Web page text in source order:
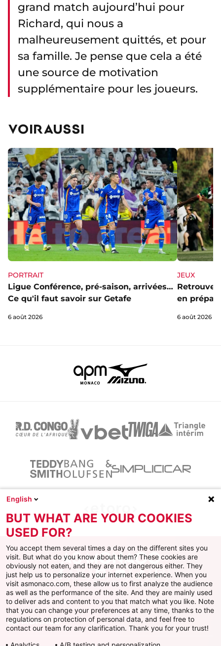
grand match aujourd’hui pour
Richard, qui nous a
malheureusement quittés, et pour
sa famille. Je pense que cela a été
une source de motivation
supplémentaire pour les joueurs.
VOIR AUSSI
PORTRAIT
Ligue Conférence, pré-saison, arrivées…
Ce qu'il faut savoir sur Getafe
6 août 2026
JEUX
Retrouve
en prépa'
6 août 2026
Facebook
X Instagram
YoutubeTikTokTwitch
AS MONACO
English
BUT WHAT ARE YOUR COOKIES
USED FOR?
You accept them several times a day on the different sites you
visit. But what do you know about them? These cookies are
obviously not eaten, and they are not dangerous either. They
just help us to personalize your internet experience. When you
visit asmonaco.com, these allow us to first analyze the audience
as well as the performance of the site. And they are mainly used
to deliver ads and content to you that match what you like. Note
that you can change your preferences at any time, thanks to the
regulations on protection of personal data, and feel free to
contact our team for any clarification. Thank you for your trust!